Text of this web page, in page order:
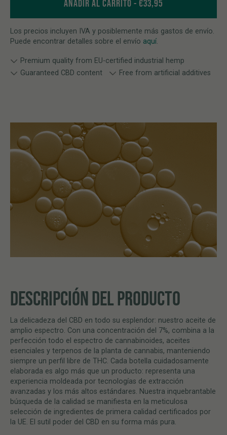
AÑADIR AL CARRITO €33,95
Los precios incluyen IVA y posiblemente más gastos de envío.
Puede encontrar detalles sobre el envío aquí.
Premium quality from EU-certified industrial hemp
Guaranteed CBD content
Free from artificial additives
DESCRIPCIÓN DEL PRODUCTO
La delicadeza del CBD en todo su esplendor: nuestro aceite de
amplio espectro. Con una concentración del 7%, combina a la
perfección todo el espectro de cannabinoides, aceites
esenciales y terpenos de la planta de cannabis, manteniendo
siempre un perfil libre de THC. Cada botella cuidadosamente
elaborada es algo más que un producto: representa una
experiencia moldeada por tecnologías de extracción
avanzadas y los más altos estándares. Nuestra inquebrantable
búsqueda de la calidad se manifiesta en la meticulosa
selección de ingredientes de primera calidad certificados por
la UE. El sutil poder del CBD en su forma más pura.